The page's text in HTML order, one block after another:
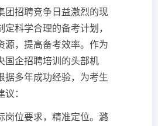
团招聘竞争日益激烈的现
科学合理的备考计划，
源，提高备考效率。作为
国企招聘培训的头部机
据多年成功经验，为考生
：
岗位要求，精准定位。潞